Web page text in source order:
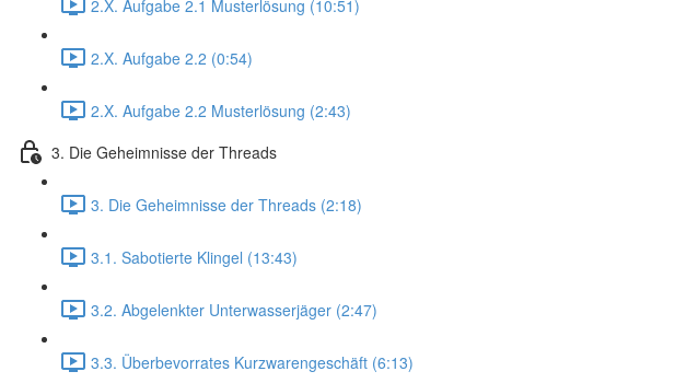
2.X. Aufgabe 2.1 Musterlösung (10:51)
2.X. Aufgabe 2.2 (0:54)
2.X. Aufgabe 2.2 Musterlösung (2:43)
3. Die Geheimnisse der Threads
3. Die Geheimnisse der Threads (2:18)
3.1. Sabotierte Klingel (13:43)
3.2. Abgelenkter Unterwasserjäger (2:47)
3.3. Überbevorrates Kurzwarengeschäft (6:13)